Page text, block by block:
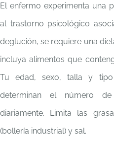
El enfermo experimenta una
al trastorno psicológico
deglución, se requiere una
incluya alimentos que
Tu edad, sexo, talla y
determinan el número
diariamente. Limita las
(bollería industrial) y sal.